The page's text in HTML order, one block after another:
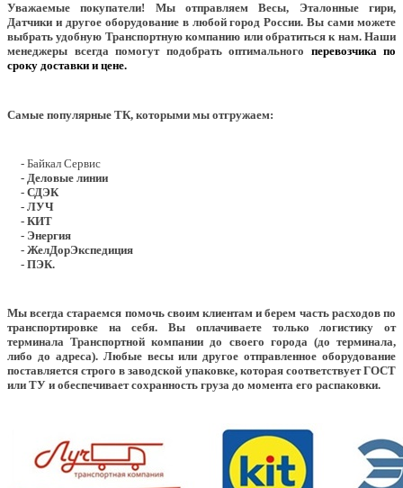
Уважаемые покупатели! Мы отправляем Весы, Эталонные гири,
Датчики и другое оборудование в любой город России. Вы сами можете
выбрать удобную Транспортную компанию или обратиться к нам. Наши
менеджеры всегда помогут подобрать оптимального перевозчика по
сроку доставки и цене.
Самые популярные ТК, которыми мы отгружаем:
- Байкал Сервис
- Деловые линии
- СДЭК
- ЛУЧ
- КИТ
- Энергия
- ЖелДорЭкспедиция
- ПЭК.
Мы всегда стараемся помочь своим клиентам и берем часть расходов по
транспортировке на себя. Вы оплачиваете только логистику от
терминала Транспортной компании до своего города (до терминала,
либо до адреса). Любые весы или другое отправленное оборудование
поставляется строго в заводской упаковке, которая соответствует ГОСТ
или ТУ и обеспечивает сохранность груза до момента его распаковки.